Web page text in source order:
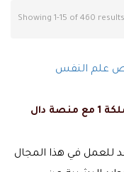
Showing 1-15 of 460 results
دال
للعمل في هذا المجال